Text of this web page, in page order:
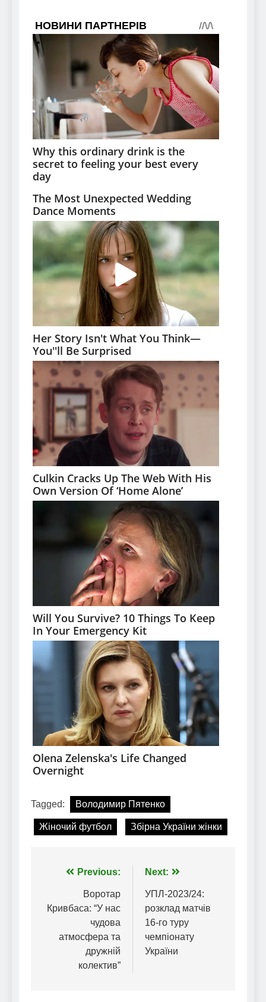
Tagged: Володимир Пятенко
Жіночий футбол Збірна України жінки
Навігація
записів
Previous:
Воротар
Кривбаса: “У нас
чудова
атмосфера та
дружній
колектив”
Next:
УПЛ-2023/24:
розклад матчів
16-го туру
чемпіонату
України